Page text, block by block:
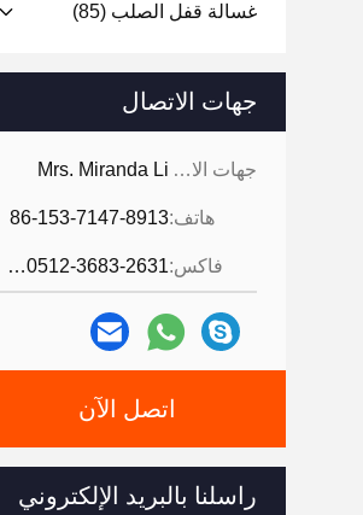
غسالة قفل الصلب (85)
جهات الاتصال
جهات الاتصال: Mrs. Miranda Li
هاتف:86-153-7147-8913
فاكس: 86-0512-3683-2631
اتصل الآن
راسلنا بالبريد الإلكتروني